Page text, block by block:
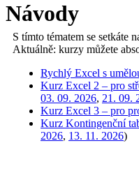
Návody
S tímto tématem se setkáte
Aktuálně: kurzy můžete
Rychlý Excel s
Kurz Excel 2 – pro
03. 09. 2026, 21. 09.
Kurz Excel 3 – pro
Kurz Kontingenční
2026, 13. 11. 2026)